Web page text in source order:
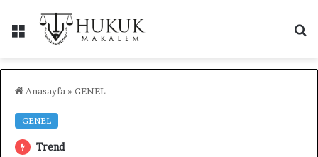
Menü
...
Anasayfa » GENEL
GENEL
Trend